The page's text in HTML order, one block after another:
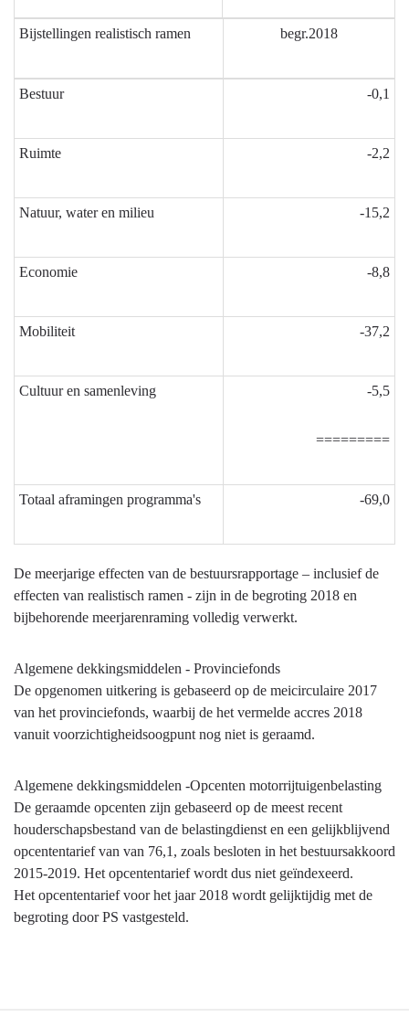
Bijstellingen realistisch ramen begr.2018
Bestuur -0,1
Ruimte -2,2
Natuur, water en milieu -15,2
Economie -8,8
Mobiliteit -37,2
Cultuur en samenleving -5,5
=========
Totaal aframingen programma's -69,0
De meerjarige effecten van de bestuursrapportage – inclusief de
effecten van realistisch ramen - zijn in de begroting 2018 en
bijbehorende meerjarenraming volledig verwerkt.
Algemene dekkingsmiddelen - Provinciefonds
De opgenomen uitkering is gebaseerd op de meicirculaire 2017
van het provinciefonds, waarbij de het vermelde accres 2018
vanuit voorzichtigheidsoogpunt nog niet is geraamd.
Algemene dekkingsmiddelen -Opcenten motorrijtuigenbelasting
De geraamde opcenten zijn gebaseerd op de meest recent
houderschapsbestand van de belastingdienst en een gelijkblijvend
opcententarief van van 76,1, zoals besloten in het bestuursakkoord
2015-2019. Het opcententarief wordt dus niet geïndexeerd.
Het opcententarief voor het jaar 2018 wordt gelijktijdig met de
begroting door PS vastgesteld.